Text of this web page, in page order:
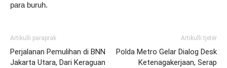
para buruh.
Artikulli paraprak
Perjalanan Pemulihan di BNN
Jakarta Utara, Dari Keraguan
Artikulli tjetër
Polda Metro Gelar Dialog Desk
Ketenagakerjaan, Serap